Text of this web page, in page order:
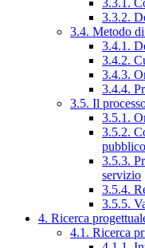
3.3.2.
3.4. Metodo
3.4.1.
3.4.2.
3.4.3.
3.4.4.
3.5. Il
3.5.1.
3.5.2.
pubblico
3.5.3.
servizio
3.5.4.
3.5.5.
4. Ricerca
4.1. Ricerca